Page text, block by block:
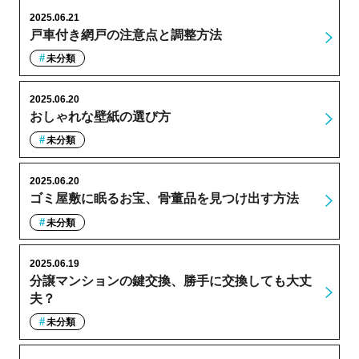
戸車付き網戸の注意点と調整方法
2025.06.21
未分類
おしゃれな壁紙の選び方
2025.06.20
未分類
ゴミ屋敷に眠るお宝、骨董品を見つけ出す方法
2025.06.20
未分類
分譲マンションの鍵交換、勝手に交換しても大丈
夫？
2025.06.19
未分類